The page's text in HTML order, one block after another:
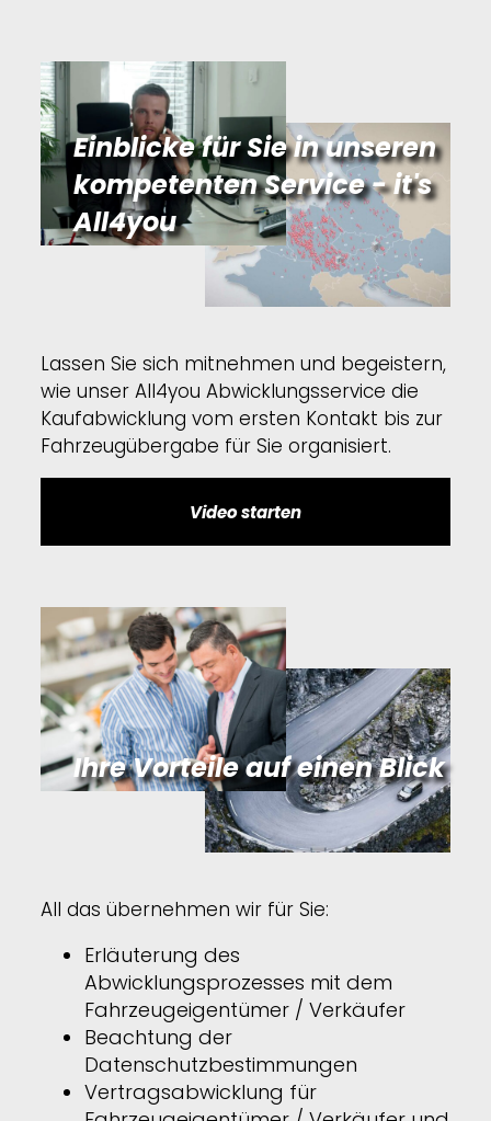
Lassen Sie sich mitnehmen und begeistern,
wie unser All4you Abwicklungsservice die
Kaufabwicklung vom ersten Kontakt bis zur
Fahrzeugübergabe für Sie organisiert.
Video starten
Einblicke für Sie in unseren
kompetenten Service - it's
All4you
All das übernehmen wir für Sie:
Erläuterung des
Abwicklungsprozesses mit dem
Fahrzeugeigentümer / Verkäufer
Beachtung der
Datenschutzbestimmungen
Vertragsabwicklung für
Ihre Vorteile auf einen Blick